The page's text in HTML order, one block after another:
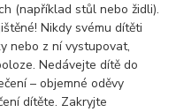
(například stůl nebo židli).
Nikdy svému dítěti
nebo z ní vystupovat,
Nedávejte dítě do
– objemné oděvy
dítěte. Zakryjte